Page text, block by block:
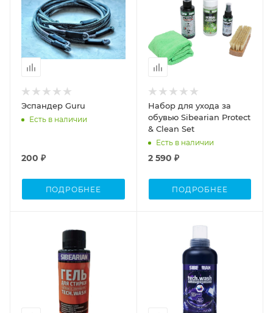
Эспандер Guru
Есть в наличии
200 ₽
ПОДРОБНЕЕ
Набор для ухода за
обувью Sibearian Protect
& Clean Set
Есть в наличии
2 590 ₽
ПОДРОБНЕЕ